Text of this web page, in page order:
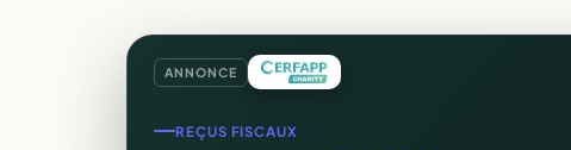
ANNONCE
GESTION D'ASSOCIATION
REÇUS FISCAUX